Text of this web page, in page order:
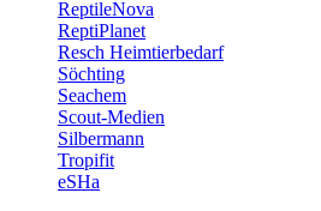
ReptileNova
ReptiPlanet
Resch Heimtierbedarf
Söchting
Seachem
Scout-Medien
Silbermann
Tropifit
eSHa